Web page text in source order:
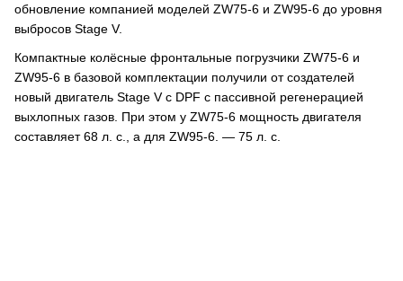
обновление компанией моделей ZW75-6 и ZW95-6 до уровня
выбросов Stage V.
Компактные колёсные фронтальные погрузчики ZW75-6 и
ZW95-6 в базовой комплектации получили от создателей
новый двигатель Stage V с DPF с пассивной регенерацией
выхлопных газов. При этом у ZW75-6 мощность двигателя
составляет 68 л. с., а для ZW95-6. — 75 л. с.